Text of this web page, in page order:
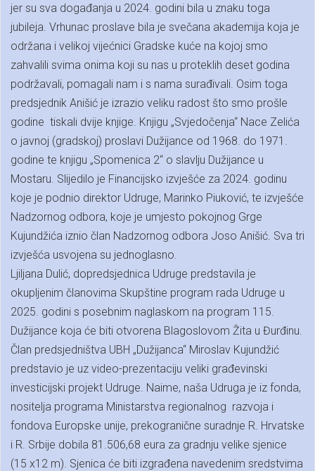
jer su sva događanja u 2024. godini bila u znaku toga
jubileja. Vrhunac proslave bila je svečana akademija koja je
održana i velikoj vijećnici Gradske kuće na kojoj smo
zahvalili svima onima koji su nas u proteklih deset godina
podržavali, pomagali nam i s nama surađivali. Osim toga
predsjednik Anišić je izrazio veliku radost što smo prošle
godine tiskali dvije knjige. Knjigu „Svjedočenja“ Nace Zelića
o javnoj (gradskoj) proslavi Dužijance od 1968. do 1971.
godine te knjigu „Spomenica 2“ o slavlju Dužijance u
Mostaru. Slijedilo je Financijsko izvješće za 2024. godinu
koje je podnio direktor Udruge, Marinko Piuković, te izvješće
Nadzornog odbora, koje je umjesto pokojnog Grge
Kujundžića iznio član Nadzornog odbora Joso Anišić. Sva tri
izvješća usvojena su jednoglasno.
Ljiljana Dulić, dopredsjednica Udruge predstavila je
okupljenim članovima Skupštine program rada Udruge u
2025. godini s posebnim naglaskom na program 115.
Dužijance koja će biti otvorena Blagoslovom Žita u Đurđinu.
Član predsjedništva UBH „Dužijanca“ Miroslav Kujundžić
predstavio je uz video-prezentaciju veliki građevinski
investicijski projekt Udruge. Naime, naša Udruga je iz fonda,
nositelja programa Ministarstva regionalnog razvoja i
fondova Europske unije, prekogranične suradnje R. Hrvatske
i R. Srbije dobila 81.506,68 eura za gradnju velike sjenice
(15 x12 m). Sjenica će biti izgrađena navedenim sredstvima